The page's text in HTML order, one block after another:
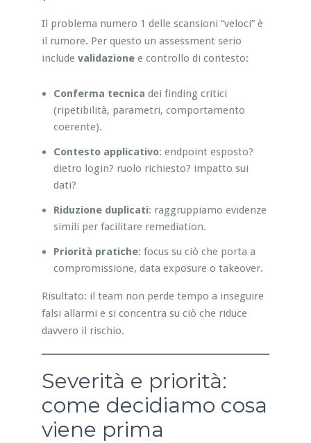
Il problema numero 1 delle scansioni “veloci” è
il rumore. Per questo un assessment serio
include validazionee controllo di contesto:
Conferma tecnica dei finding critici
(ripetibilità, parametri, comportamento
coerente).
Contesto applicativo: endpoint esposto?
dietro login? ruolo richiesto? impatto sui
dati?
Riduzione duplicati: raggruppiamo evidenze
simili per facilitare remediation.
Priorità pratiche: focus su ciò che porta a
compromissione, data exposure o takeover.
Risultato: il team non perde tempo a inseguire
falsi allarmi e si concentra su ciò che riduce
davvero il rischio.
Severità e priorità:
come decidiamo cosa
viene prima